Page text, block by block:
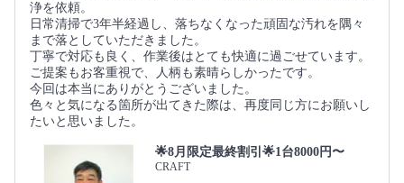
浄を依頼。
日常清掃で3年半経過し、落ちなくなった頑固な汚れを隅々
まで落としていただきました。
丁寧で対応も良く、作業後はとても快適に過ごせています。
ご提案もお客重視で、人柄も素晴らしかったです。
今回は本当にありがとうございました。
色々と気になる箇所が出てきた際は、再度同じ方にお願いし
たいと思いました。
🌟8月限定最終割引🌟1台8000円〜
CRAFT